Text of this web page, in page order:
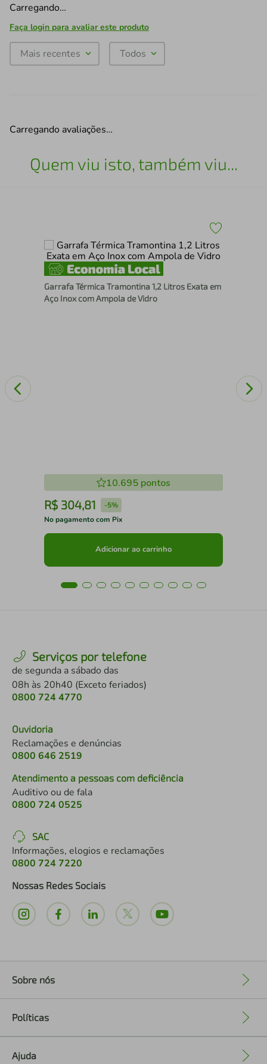
Carregando…
Faça login para avaliar este produto
Mais recentes Todos
Carregando avaliações…
Quem viu isto, também viu...
Garrafa Térmica Tramontina 1,2 Litros Exata em
Aço Inox com Ampola de Vidro
10.695 pontos
R$ 304,81 -5%
No pagamento com Pix
Adicionar ao carrinho
Serviços por telefone
de segunda a sábado das
08h às 20h40 (Exceto feriados)
0800 724 4770
Ouvidoria
Reclamações e denúncias
0800 646 2519
Atendimento a pessoas com deficiência
Auditivo ou de fala
0800 724 0525
SAC
Informações, elogios e reclamações
0800 724 7220
Nossas Redes Sociais
Sobre nós
Políticas
Ajuda